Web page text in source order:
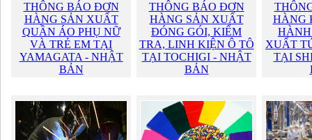
THÔNG BÁO ĐƠN
HÀNG SẢN XUẤT
QUẦN ÁO PHỤ NỮ
VÀ TRẺ EM TẠI
YAMAGATA - NHẬT
BẢN
THÔNG BÁO ĐƠN
HÀNG SẢN XUẤT
ĐÓNG GÓI, KIỂM
TRA, LINH KIỆN Ô TÔ
TẠI TOCHIGI - NHẬT
BẢN
HÀNG
XUẤT
TẠI